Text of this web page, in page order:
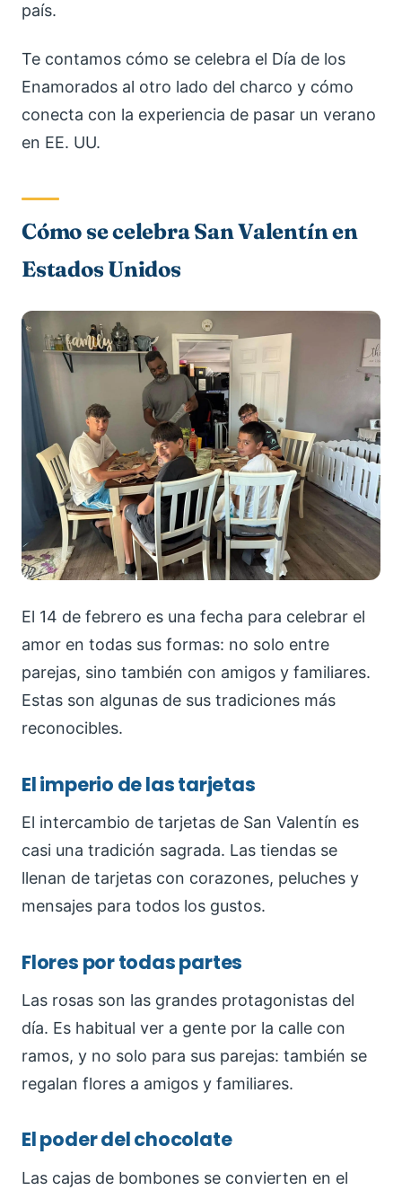
país.
Te contamos cómo se celebra el Día de los
Enamorados al otro lado del charco y cómo
conecta con la experiencia de pasar un verano
en EE. UU.
Cómo se celebra San Valentín en
Estados Unidos
El 14 de febrero es una fecha para celebrar el
amor en todas sus formas: no solo entre
parejas, sino también con amigos y familiares.
Estas son algunas de sus tradiciones más
reconocibles.
El imperio de las tarjetas
El intercambio de tarjetas de San Valentín es
casi una tradición sagrada. Las tiendas se
llenan de tarjetas con corazones, peluches y
mensajes para todos los gustos.
Flores por todas partes
Las rosas son las grandes protagonistas del
día. Es habitual ver a gente por la calle con
ramos, y no solo para sus parejas: también se
regalan flores a amigos y familiares.
El poder del chocolate
Las cajas de bombones se convierten en el